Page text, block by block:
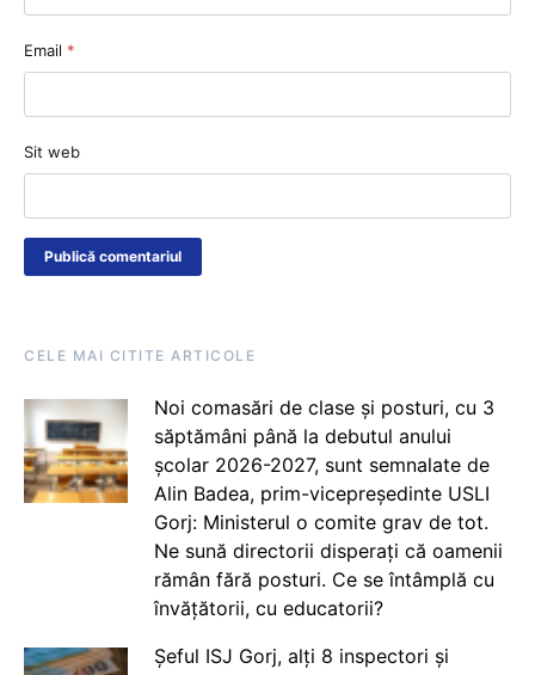
Email *
Sit web
CELE MAI CITITE ARTICOLE
Noi comasări de clase și posturi, cu 3
săptămâni până la debutul anului
școlar 2026-2027, sunt semnalate de
Alin Badea, prim-vicepreședinte USLI
Gorj: Ministerul o comite grav de tot.
Ne sună directorii disperați că oamenii
rămân fără posturi. Ce se întâmplă cu
învățătorii, cu educatorii?
Șeful ISJ Gorj, alți 8 inspectori și